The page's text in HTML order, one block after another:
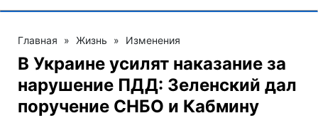
Главная » Жизнь » Изменения
В Украине усилят наказание за
нарушение ПДД: Зеленский дал
поручение СНБО и Кабмину